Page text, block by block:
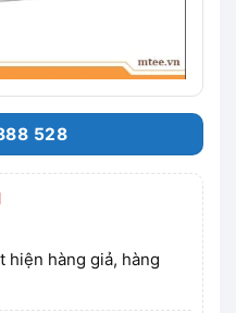
528
hiện hàng giả, hàng